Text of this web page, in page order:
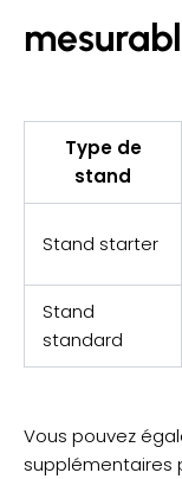
Type de
stand
Stand starter
Stand
standard
Vous pouvez
supplémentaires